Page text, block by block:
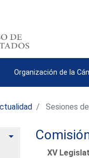
Organización de la
Sesiones
Alternar
XV